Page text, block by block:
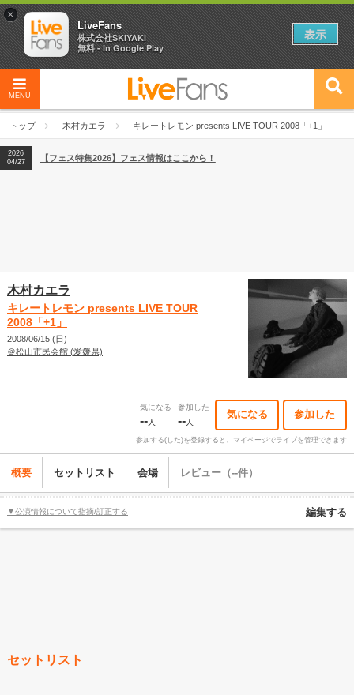
MENU
トップ 木村カエラ キレートレモン presents LIVE TOUR 2008「+1」
2026
04/27
2026
【ライブ動員ランキング】2026年上半期編発表！
2026
04/27
【フェス特集2026】フェス情報はここから！
木村カエラ
キレートレモン presents LIVE TOUR
2008「+1」
2008/06/15 (日)
＠松山市民会館 (愛媛県)
気になる
--人
参加した
--人
気になる 参加した
参加する(した)を登録すると、マイページでライブを管理できます
概要 セットリスト 会場 レビュー（--件）
▼公演情報について指摘/訂正する 編集する
セットリスト
×
LiveFans
株式会社SKIYAKI
無料 - In Google Play
表示